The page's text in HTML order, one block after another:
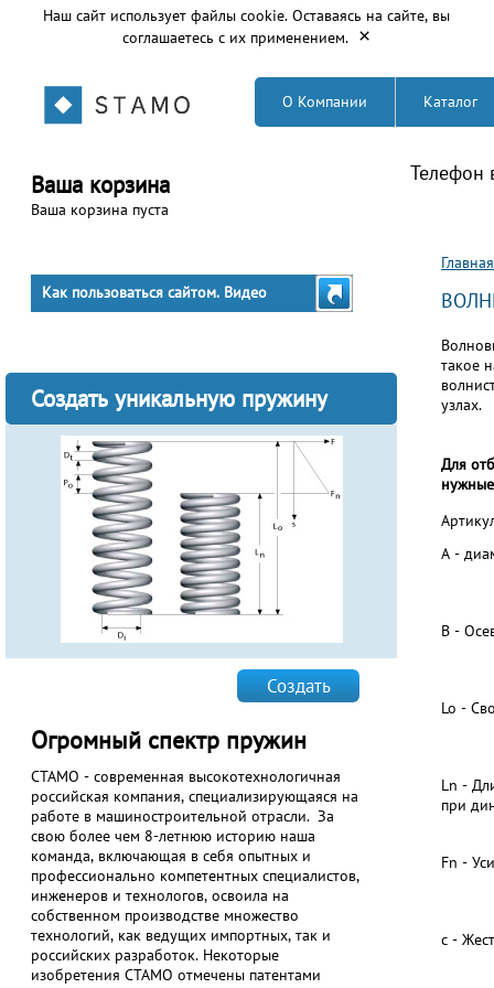
Наш сайт использует файлы cookie. Оставаясь на сайте, вы
соглашаетесь с их применением. ×
О Компании Каталог
Телефон
Ваша корзина
Ваша корзина пуста
Как пользоваться сайтом. Видео
Создать уникальную пружину
Создать
Огромный спектр пружин
СТАМО - современная высокотехнологичная
российская компания, специализирующаяся на
работе в машиностроительной отрасли. За
свою более чем 8-летнюю историю наша
команда, включающая в себя опытных и
профессионально компетентных специалистов,
инженеров и технологов, освоила на
собственном производстве множество
технологий, как ведущих импортных, так и
российских разработок. Некоторые
изобретения СТАМО отмечены патентами
Вы
Главная
такое
узлах.
Для
А -
В -
Lo -
Ln -
при
Fn -
с -